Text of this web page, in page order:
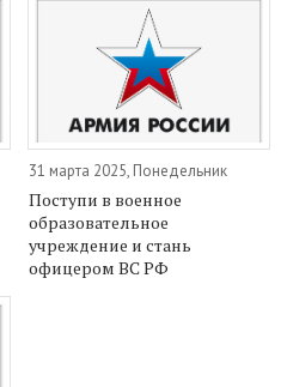
31 марта 2025, Понедельник
Поступи в военное
образовательное
учреждение и стань
офицером ВС РФ